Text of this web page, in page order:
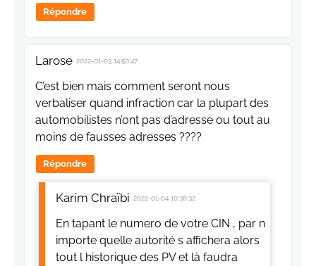
Répondre
Larose 2022-01-03 14:50:47
C’est bien mais comment seront nous
verbaliser quand infraction car la plupart des
automobilistes n’ont pas d’adresse ou tout au
moins de fausses adresses ????
Répondre
Karim Chraïbi 2022-01-04 10:38:32
En tapant le numero de votre CIN , par n
importe quelle autorité s affichera alors
tout l historique des PV et là faudra